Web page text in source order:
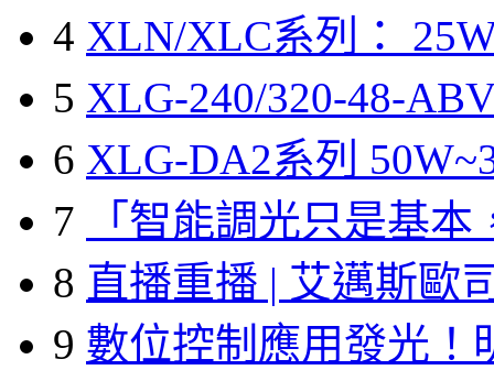
4 XLN/XLC系列：
5 XLG-240/320-48-
6 XLG-DA2系列
7
「智能調光只是基本
8 直播重播 | 艾邁斯歐
9 數位控制應用發光！